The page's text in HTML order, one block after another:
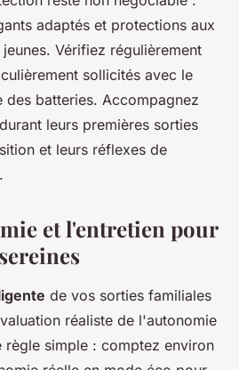
adaptés et protections aux
Vérifiez régulièrement
sollicités avec le
des batteries. Accompagnez
leurs premières sorties
et leurs réflexes de
.
et l'entretien pour
de vos sorties familiales
réaliste de l'autonomie
règle simple : comptez environ